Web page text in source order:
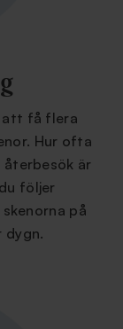
att få flera
Hur ofta
återbesök är
följer
på
dygn.